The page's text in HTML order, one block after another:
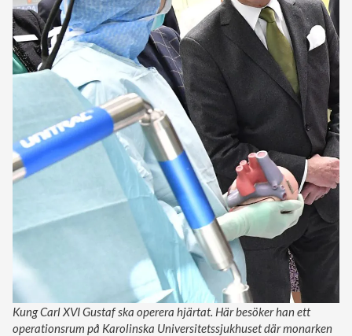
Kung Carl XVI Gustaf ska operera hjärtat. Här besöker han ett
operationsrum på Karolinska Universitetssjukhuset där monarken